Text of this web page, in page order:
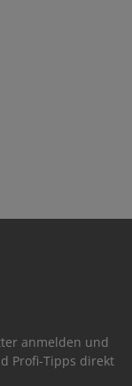
anmelden und
Profi-Tipps direkt